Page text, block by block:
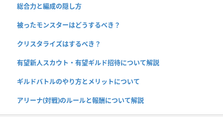
総合力と編成の隠し方
被ったモンスターはどうするべき？
クリスタライズはするべき？
有望新人スカウト・有望ギルド招待について解説
ギルドバトルのやり方とメリットについて
アリーナ(対戦)のルールと報酬について解説